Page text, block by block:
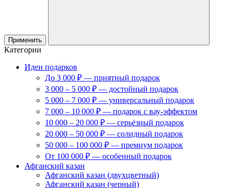
Применить
Категории
Идеи подарков
До 3 000 ₽ — приятный подарок
3 000 – 5 000 ₽ — достойный подарок
5 000 – 7 000 ₽ — универсальный подарок
7 000 – 10 000 ₽ — подарок с вау-эффектом
10 000 – 20 000 ₽ — серьёзный подарок
20 000 – 50 000 ₽ — солидный подарок
50 000 – 100 000 ₽ — премиум подарок
От 100 000 ₽ — особенный подарок
Афганский казан
Афганский казан (двухцветный)
Афганский казан (черный)